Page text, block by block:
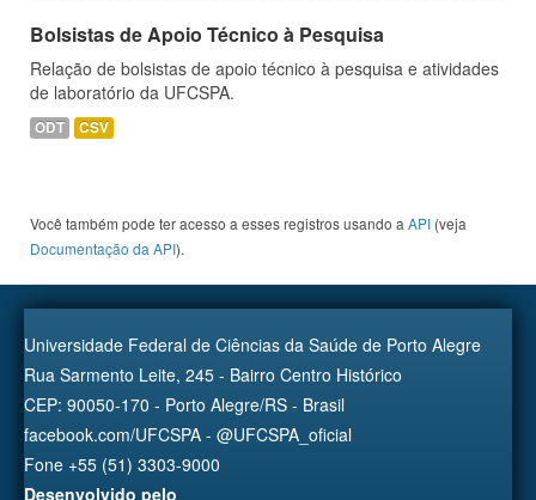
Bolsistas de Apoio Técnico à Pesquisa
Relação de bolsistas de apoio técnico à pesquisa e atividades
de laboratório da UFCSPA.
ODT CSV
Você também pode ter acesso a esses registros usando a API (veja
Documentação da API).
Universidade Federal de Ciências da Saúde de Porto Alegre
Rua Sarmento Leite, 245 - Bairro Centro Histórico
CEP: 90050-170 - Porto Alegre/RS - Brasil
facebook.com/UFCSPA - @UFCSPA_oficial
Fone +55 (51) 3303-9000
Desenvolvido pelo